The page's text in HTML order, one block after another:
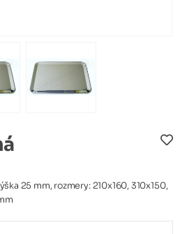
25 mm, rozmery: 210x160, 310x150,